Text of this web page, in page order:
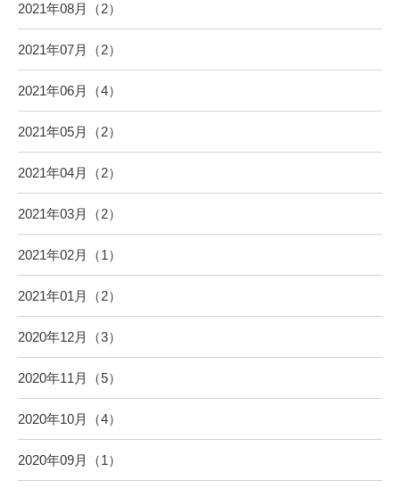
2021年08月（2）
2021年07月（2）
2021年06月（4）
2021年05月（2）
2021年04月（2）
2021年03月（2）
2021年02月（1）
2021年01月（2）
2020年12月（3）
2020年11月（5）
2020年10月（4）
2020年09月（1）